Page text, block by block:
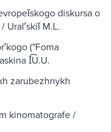
diskursa o
Uralʹskiĭ M.L.
("Foma
I͡U.U.
zarubezhnykh
kinomatografe /